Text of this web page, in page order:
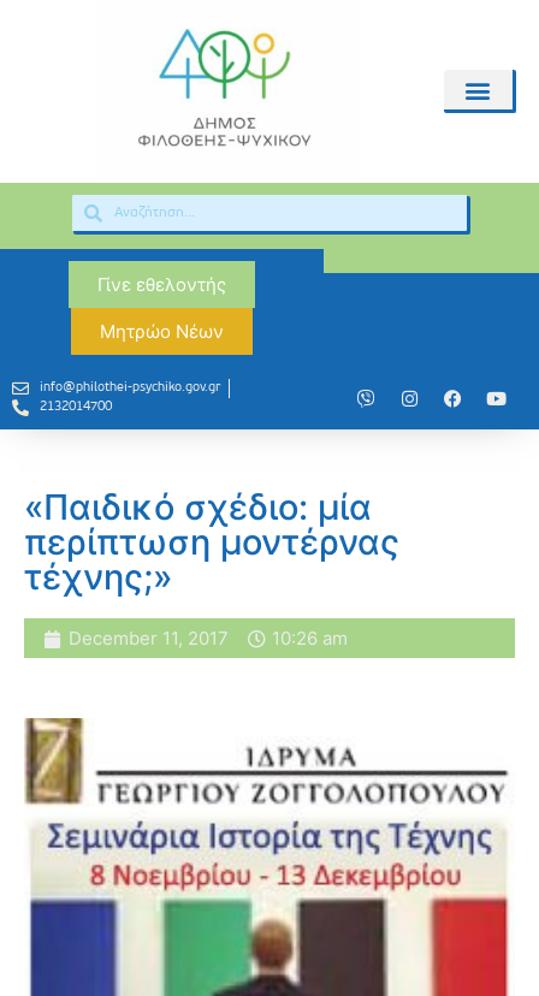
Γίνε εθελοντής
Μητρώο Νέων
info@philothei-psychiko.gov.gr
2132014700
«Παιδικό σχέδιο: μία
περίπτωση μοντέρνας
τέχνης;»
December 11, 2017 10:26 am